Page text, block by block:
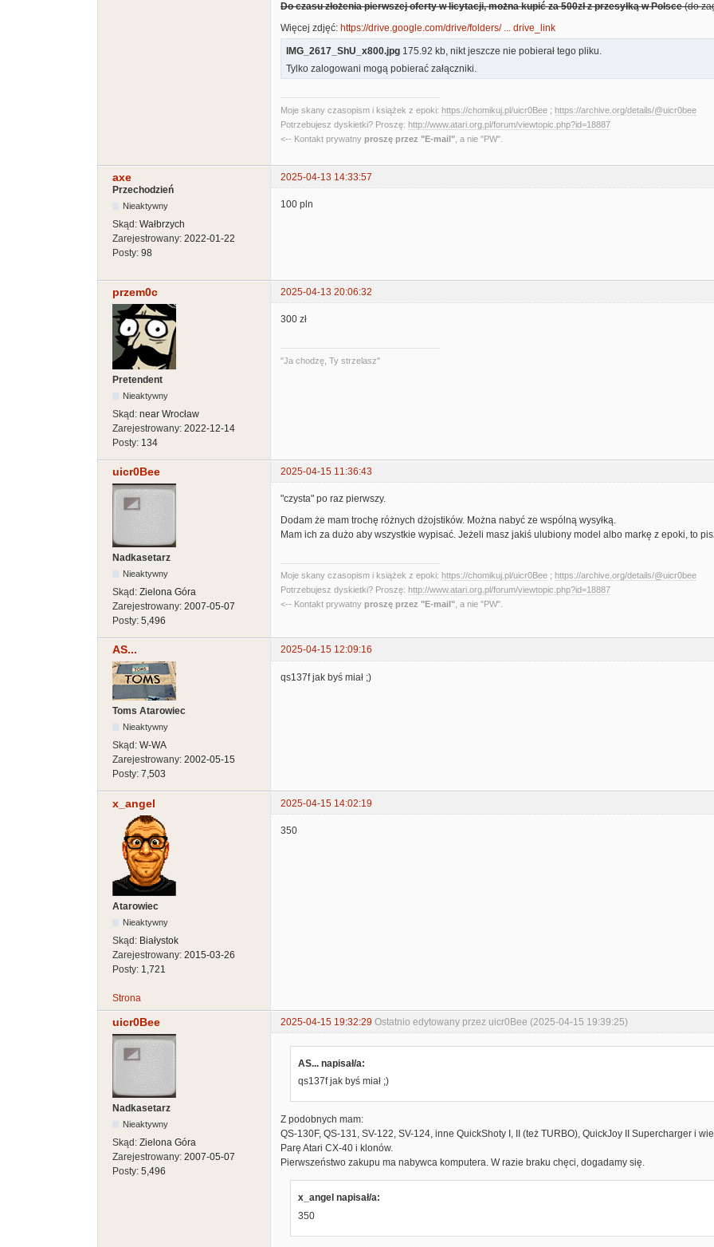
Do czasu złożenia pierwszej oferty w licytacji, można kupić za 500zł z przesyłką w Polsce(do
Więcej zdjęć: https://drive.google.com/drive/folders/ ... drive_link
IMG_2617_ShU_x800.jpg 175.92 kb, nikt jeszcze nie pobierał tego pliku.
Tylko zalogowani mogą pobierać załączniki.
Moje skany czasopism i książek z epoki: https://chomikuj.pl/uicr0Bee ; https://archive.org/details/@uicr0bee
Potrzebujesz dyskietki? Proszę: http://www.atari.org.pl/forum/viewtopic.php?id=18887
<-- Kontakt prywatny proszę przez "E-mail" , a nie "PW".
axe
2025-04-13 14:33:57
Przechodzień
Nieaktywny
Skąd: Wałbrzych
Zarejestrowany: 2022-01-22
Posty: 98
100 pln
przem0c 2025-04-13 20:06:32
Pretendent
Nieaktywny
Skąd: near Wrocław
Zarejestrowany: 2022-12-14
Posty: 134
300 zł
"Ja chodzę, Ty strzelasz"
uicr0Bee 2025-04-15 11:36:43
Nadkasetarz
Nieaktywny
Skąd: Zielona Góra
Zarejestrowany: 2007-05-07
Posty: 5,496
"czysta" po raz pierwszy.
Dodam że mam trochę różnych dżojstików. Można nabyć ze wspólną wysyłką.
Mam ich za dużo aby wszystkie wypisać. Jeżeli masz jakiś ulubiony model albo markę z epoki, to
Moje skany czasopism i książek z epoki: https://chomikuj.pl/uicr0Bee ; https://archive.org/details/@uicr0bee
Potrzebujesz dyskietki? Proszę: http://www.atari.org.pl/forum/viewtopic.php?id=18887
<-- Kontakt prywatny proszę przez "E-mail" , a nie "PW".
AS... 2025-04-15 12:09:16
Toms Atarowiec
Nieaktywny
Skąd: W-WA
Zarejestrowany: 2002-05-15
Posty: 7,503
qs137f jak byś miał ;)
x_angel 2025-04-15 14:02:19
Atarowiec
Nieaktywny
Skąd: Białystok
Zarejestrowany: 2015-03-26
Posty: 1,721
350
Strona
uicr0Bee 2025-04-15 19:32:29 Ostatnio edytowany przez uicr0Bee (2025-04-15 19:39:25)
Nadkasetarz
Nieaktywny
Skąd: Zielona Góra
Zarejestrowany: 2007-05-07
Posty: 5,496
AS... napisał/a:
qs137f jak byś miał ;)
Z podobnych mam:
QS-130F, QS-131, SV-122, SV-124, inne QuickShoty I, II (też TURBO), QuickJoy II Supercharger i
Parę Atari CX-40 i klonów.
Pierwszeństwo zakupu ma nabywca komputera. W razie braku chęci, dogadamy się.
x_angel napisał/a:
350